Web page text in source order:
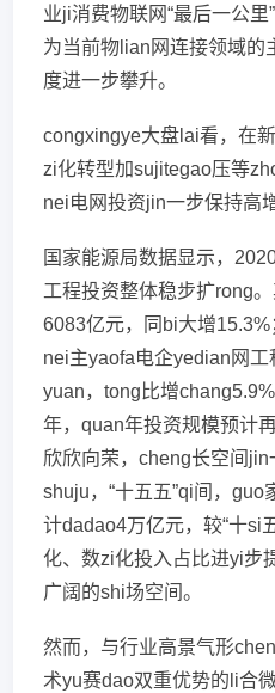
业ji消费物联网“最后一公
为当前物lian网连接领域的
度进一步攀升。
congxingye大盘lai看，在
zi化转型加sujitegao压等
nei电网投资jin一步保持高
国家能源局数据显示，
工程投资整体稳步扩rong
6083亿元，同bi大增
nei主yaofa电企yedian网
yuan，tong比增
年，quan年投资规模预计
欣欣向荣，cheng长空间
shuju，“十五五”qi间，
计dadao4万亿元，较“十si
化、数zi化投入占比进yi步
广阔的shi场空间。
然而，与行业高景气形
术yu赛dao双重优势的li合